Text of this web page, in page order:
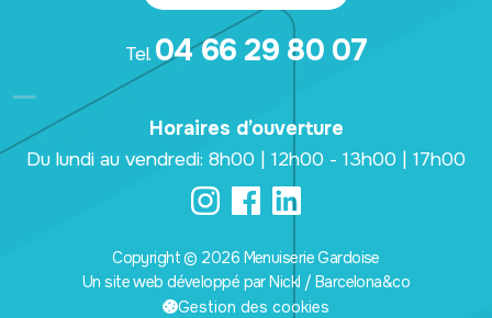
Tel. 04 66 29 80 07
Horaires d’ouverture
Du lundi au vendredi: 8h00 | 12h00 - 13h00 | 17h00
Copyright © 2026 Menuiserie Gardoise
Un site web développé par Nickl / Barcelona&co
(nouvel onglet)
Gestion des cookies